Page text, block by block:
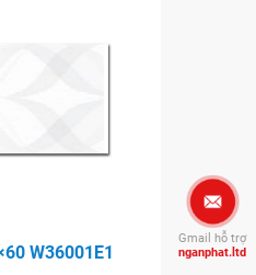
W36001E1
Gmail hỗ trợ
nganphat.ltd